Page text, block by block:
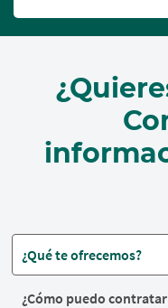
¿Qué te ofrecemos?
¿Cómo puedo